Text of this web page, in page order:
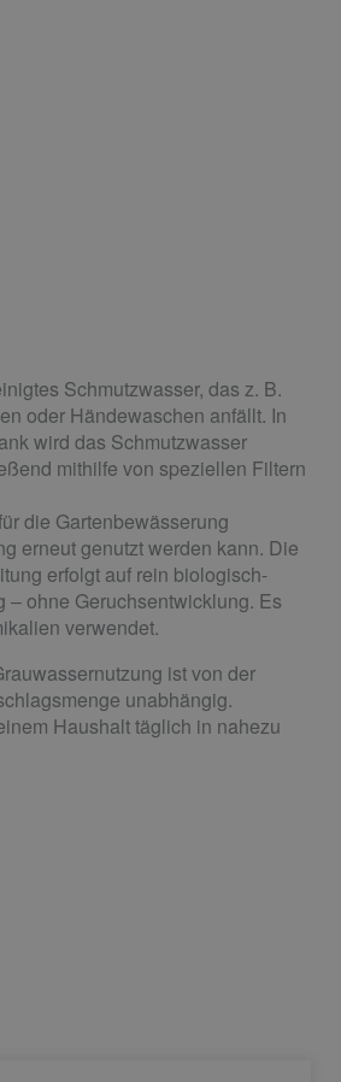
Schmutzwasser, das z. B.
oder Händewaschen anfällt. In
wird das Schmutzwasser
mithilfe von speziellen Filtern
die Gartenbewässerung
erneut genutzt werden kann. Die
erfolgt auf rein biologisch-
– ohne Geruchsentwicklung. Es
verwendet.
ist von der
unabhängig.
Haushalt täglich in nahezu